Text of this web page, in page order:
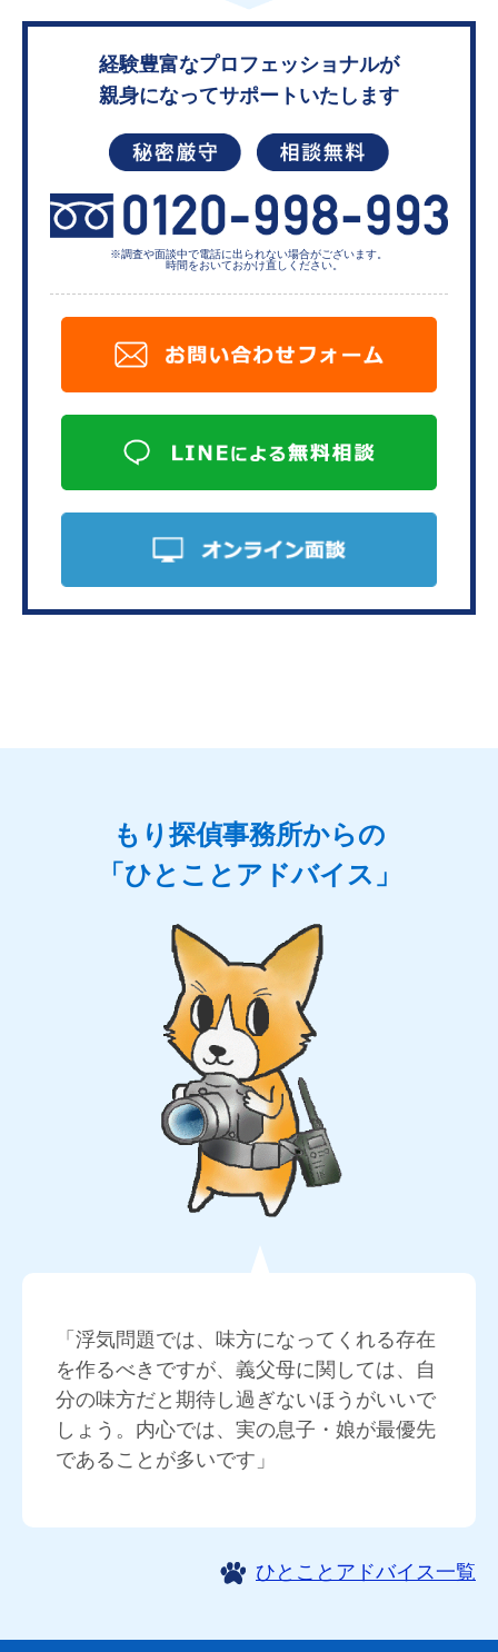
経験豊富なプロフェッショナルが
親身になってサポートいたします
※調査や面談中で電話に出られない場合がございます。
時間をおいておかけ直しください。
もり探偵事務所からの
「ひとことアドバイス」
「浮気問題では、味方になってくれる存在
を作るべきですが、義父母に関しては、自
分の味方だと期待し過ぎないほうがいいで
しょう。内心では、実の息子・娘が最優先
であることが多いです」
ひとことアドバイス一覧